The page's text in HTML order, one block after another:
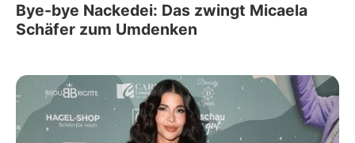
Bye-bye Nackedei: Das zwingt Micaela
Schäfer zum Umdenken